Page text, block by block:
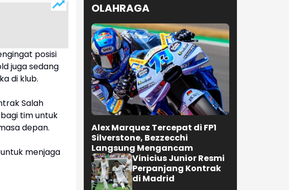
posisi
juga sedang
di klub.
Salah
tim untuk
depan.
menjaga
OLAHRAGA
Alex Marquez Tercepat di FP1
Silverstone, Bezzecchi
Langsung Mengancam
Vinicius Junior Resmi
Perpanjang Kontrak
di Madrid